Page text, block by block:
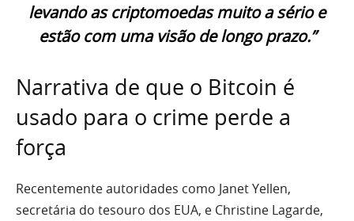
levando as criptomoedas muito a sério e
estão com uma visão de longo prazo.”
Narrativa de que o Bitcoin é
usado para o crime perde a
força
Recentemente autoridades como Janet Yellen,
secretária do tesouro dos EUA, e Christine Lagarde,